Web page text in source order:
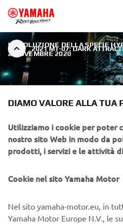
2021 MT-07: DARK
L'EVOLUZIONE DELLA SPECIE
2 NOVEMBRE 2020
2021 MT-07:
ATTRACTION
Naked.
DIAMO VALORE ALLA TUA
Utilizziamo i cookie per poter
nostro sito Web in modo da
prodotti, i servizi e le attività
Cookie nel sito Yamaha Motor
Nel sito yamaha-motor.eu, in
Yamaha Motor Europe N.V., le